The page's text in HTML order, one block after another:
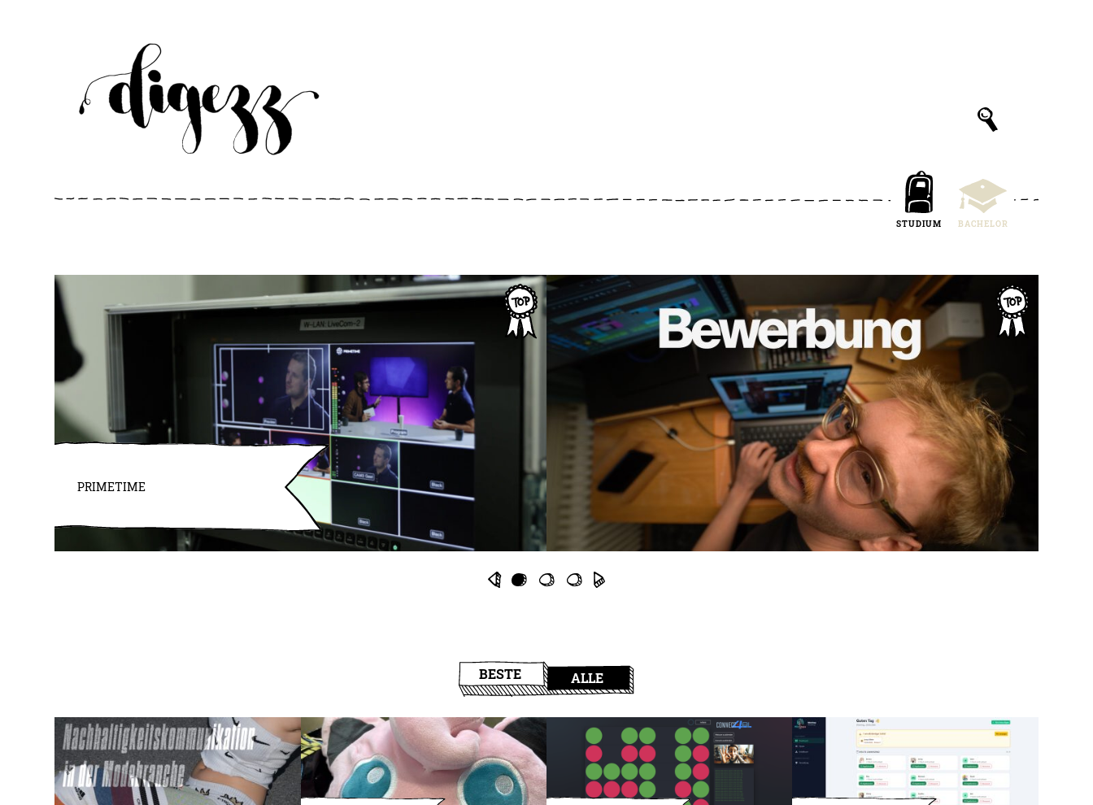
STUDIUM BACHELOR
PRIMETIME
BESTE ALLE